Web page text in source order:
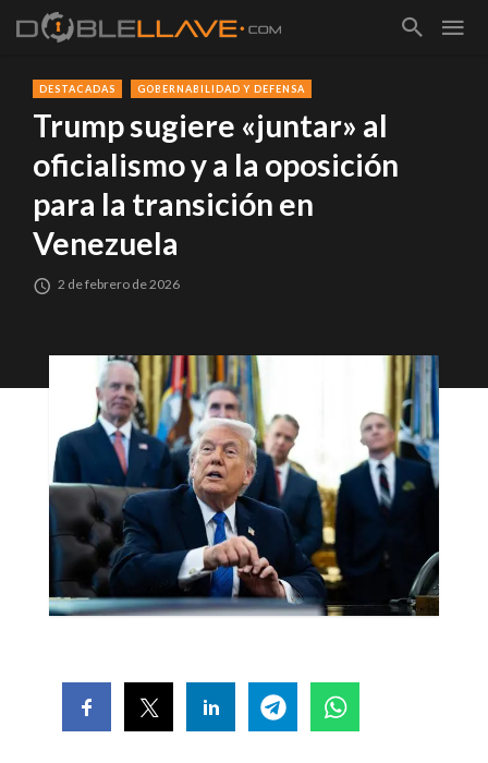
DESTACADAS GOBERNABILIDAD Y DEFENSA
Trump sugiere «juntar» al
oficialismo y a la oposición
para la transición en
Venezuela
2 de febrero de 2026